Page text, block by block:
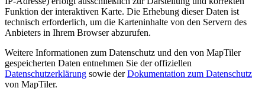
Funktion der interaktiven Karte. Die Erhebung dieser Daten ist
technisch erforderlich, um die Karteninhalte von den Servern des
Anbieters in Ihrem Browser abzurufen.
Weitere Informationen zum Datenschutz und den von MapTiler
gespeicherten Daten entnehmen Sie der offiziellen
Datenschutzerklärung sowie derDokumentation zum Datenschutz
von MapTiler.